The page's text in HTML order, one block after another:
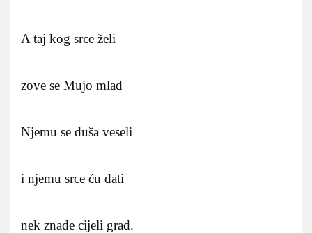
A taj kog srce želi
zove se Mujo mlad
Njemu se duša veseli
i njemu srce ću dati
nek znade cijeli grad.